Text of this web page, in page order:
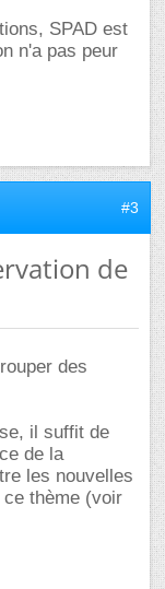
SPAD est
n'a pas peur
#3
de
des
il suffit de
de la
les nouvelles
thème (voir